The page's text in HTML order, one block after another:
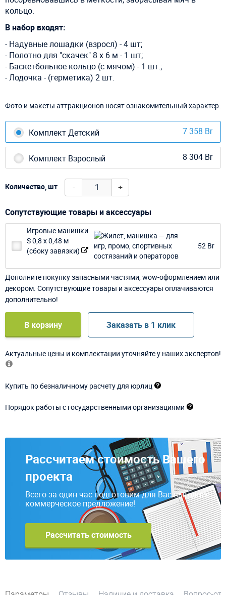
кольцо.
В набор входят:
- Надувные лошадки (взросл) - 4 шт;
- Полотно для "скачек" 8 х 6 м - 1 шт;
- Баскетбольное кольцо (с мячом) - 1 шт.;
- Лодочка - (герметика) 2 шт.
Фото и макеты аттракционов носят ознакомительный характер.
Комплект Детский 7 358 Br
Комплект Взрослый 8 304 Br
Количество, шт - +
Сопутствующие товары и аксессуары
Игровые манишки
S 0,8 х 0,48 м
(сбоку завязки)
52 Br
Дополните покупку запасными частями, wow-оформлением или
декором. Сопутствующие товары и аксессуары оплачиваются
дополнительно!
В корзину Заказать в 1 клик
Актуальные цены и комплектации уточняйте у наших экспертов!
Купить по безналичному расчету для юрлиц
Порядок работы с государственными организациями
Рассчитаем стоимость Вашего
проекта
Всего за один час подготовим для Вас выгодное
коммерческое предложение!
Рассчитать стоимость